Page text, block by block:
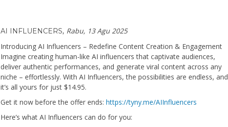
AI INFLUENCERS, Rabu, 13 Agu 2025
Introducing AI Influencers – Redefine Content Creation & Engagement
Imagine creating human-like AI influencers that captivate audiences,
deliver authentic performances, and generate viral content across any
niche – effortlessly. With AI Influencers, the possibilities are endless, and
it’s all yours for just $14.95.
Get it now before the offer ends: https://tyny.me/AIInfluencers
Here’s what AI Influencers can do for you: